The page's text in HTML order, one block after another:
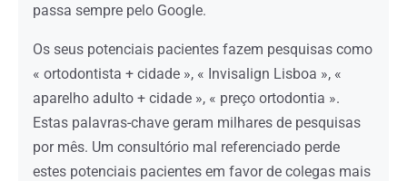
passa sempre pelo Google.
Os seus potenciais pacientes fazem pesquisas como
« ortodontista + cidade », « Invisalign Lisboa », «
aparelho adulto + cidade », « preço ortodontia ».
Estas palavras-chave geram milhares de pesquisas
por mês. Um consultório mal referenciado perde
estes potenciais pacientes em favor de colegas mais